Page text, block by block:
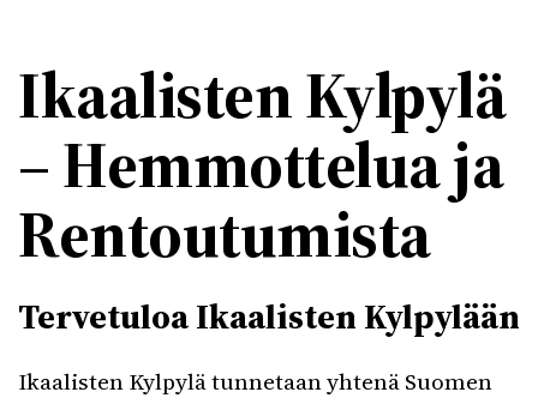
Ikaalisten Kylpylä
– Hemmottelua ja
Rentoutumista
Tervetuloa Ikaalisten Kylpylään
Ikaalisten Kylpylä tunnetaan yhtenä Suomen